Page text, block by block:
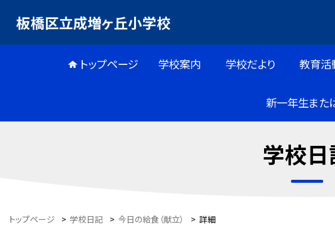
板橋区立成増ヶ丘小学校
トップページ 学校案内 学校だより 教育活
新一年生また
学校
トップページ > 学校日記 > 今日の給食（献立） > 詳細